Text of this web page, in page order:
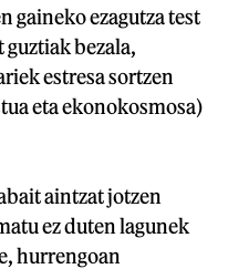
gaineko ezagutza test
guztiak bezala,
estresa sortzen
eta ekonokosmosa)
aintzat jotzen
ez duten lagunek
hurrengoan